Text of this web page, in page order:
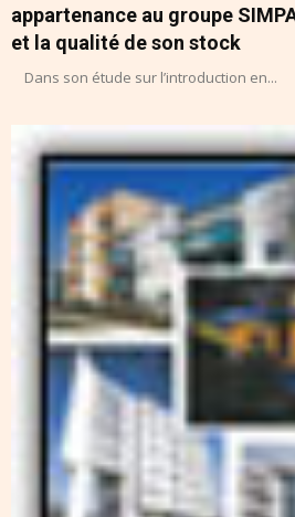
appartenance au groupe
et la qualité de son stock
Dans son étude sur l’introduction en...